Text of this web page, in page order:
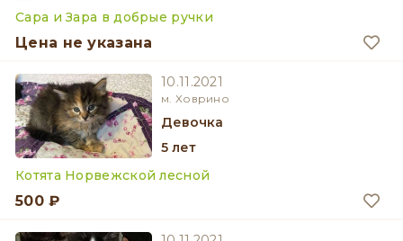
Сара и Зара в добрые ручки
Цена не указана
10.11.2021
м. Ховрино
девочка
5 лет
Котята Норвежской лесной
500 ₽